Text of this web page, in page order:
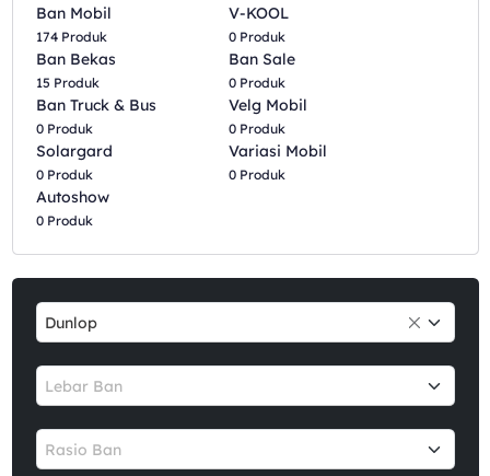
Ban Mobil
174 Produk
V-KOOL
0 Produk
Ban Bekas
15 Produk
Ban Sale
0 Produk
Ban Truck & Bus
0 Produk
Velg Mobil
0 Produk
Solargard
0 Produk
Variasi Mobil
0 Produk
Autoshow
0 Produk
Dunlop
Lebar Ban
Rasio Ban